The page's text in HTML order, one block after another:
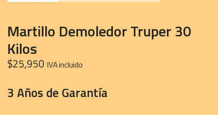
Martillo Demoledor Truper 30
Kilos
$25,950 IVA incluido
3 Años de Garantía